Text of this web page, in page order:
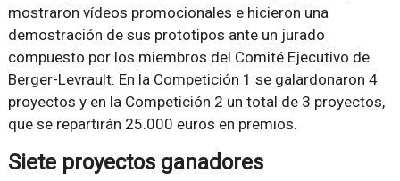
mostraron vídeos promocionales e hicieron una
demostración de sus prototipos ante un jurado
compuesto por los miembros del Comité Ejecutivo de
Berger-Levrault. En la Competición 1 se galardonaron 4
proyectos y en la Competición 2 un total de 3 proyectos,
que se repartirán 25.000 euros en premios.
Siete proyectos ganadores